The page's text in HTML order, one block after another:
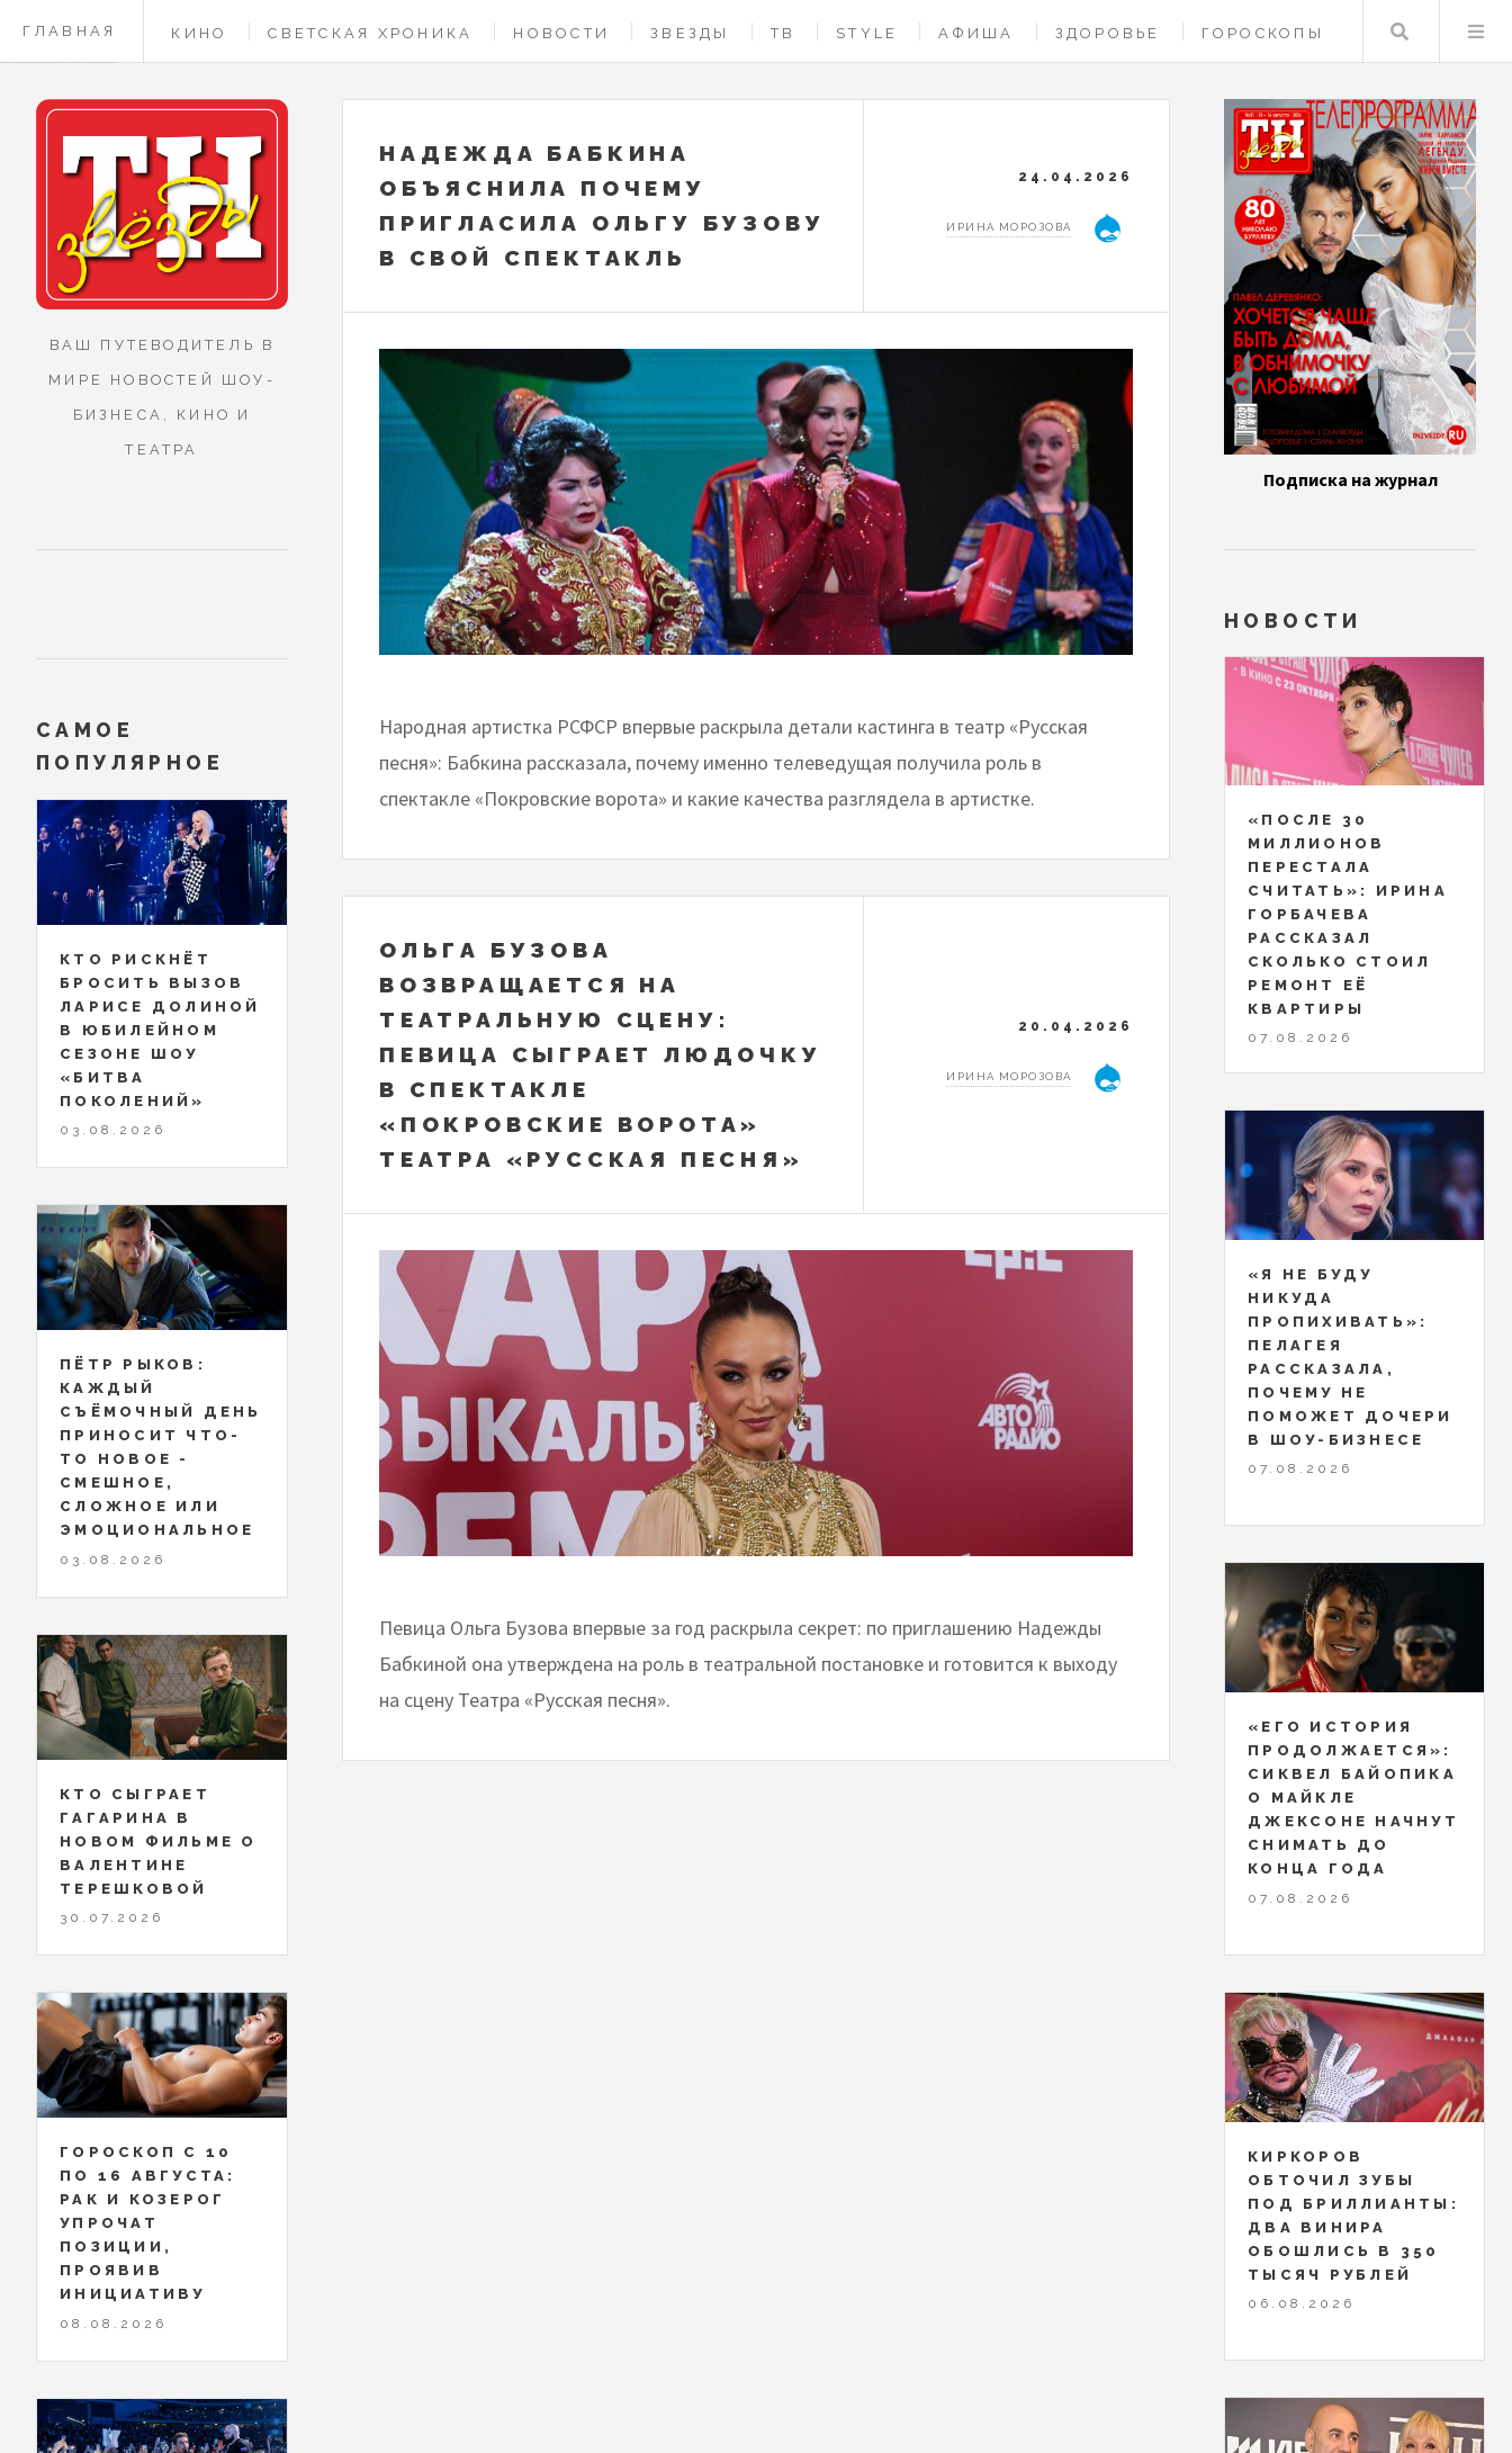
ГЛАВНАЯ КИНО СВЕТСКАЯ ХРОНИКА НОВОСТИ ЗВЕЗДЫ ТВ STYLE АФИША ЗДОРОВЬЕ ГОРОСКОПЫ
КОНТАКТЫ
Поиск
НАДЕЖДА БАБКИНА
ОБЪЯСНИЛА ПОЧЕМУ
ПРИГЛАСИЛА ОЛЬГУ БУЗОВУ
В СВОЙ СПЕКТАКЛЬ
24.04.2026
ИРИНА МОРОЗОВА
Народная артистка РСФСР впервые раскрыла детали кастинга в театр «Русская
песня»: Бабкина рассказала, почему именно телеведущая получила роль в
спектакле «Покровские ворота» и какие качества разглядела в артистке.
ОЛЬГА БУЗОВА
ВОЗВРАЩАЕТСЯ НА
ТЕАТРАЛЬНУЮ СЦЕНУ:
ПЕВИЦА СЫГРАЕТ ЛЮДОЧКУ
В СПЕКТАКЛЕ
«ПОКРОВСКИЕ ВОРОТА»
ТЕАТРА «РУССКАЯ ПЕСНЯ»
20.04.2026
ИРИНА МОРОЗОВА
Певица Ольга Бузова впервые за год раскрыла секрет: по приглашению Надежды
Бабкиной она утверждена на роль в театральной постановке и готовится к выходу
на сцену Театра «Русская песня».
ВАШ ПУТЕВОДИТЕЛЬ В
МИРЕ НОВОСТЕЙ ШОУ-
БИЗНЕСА, КИНО И
ТЕАТРА
САМОЕ
ПОПУЛЯРНОЕ
КТО РИСКНЁТ
БРОСИТЬ ВЫЗОВ
ЛАРИСЕ ДОЛИНОЙ
В ЮБИЛЕЙНОМ
СЕЗОНЕ ШОУ
«БИТВА
ПОКОЛЕНИЙ»
03.08.2026
ПЁТР РЫКОВ:
КАЖДЫЙ
СЪЁМОЧНЫЙ ДЕНЬ
ПРИНОСИТ ЧТО-
ТО НОВОЕ -
СМЕШНОЕ,
СЛОЖНОЕ ИЛИ
ЭМОЦИОНАЛЬНОЕ
03.08.2026
КТО СЫГРАЕТ
ГАГАРИНА В
НОВОМ ФИЛЬМЕ О
ВАЛЕНТИНЕ
ТЕРЕШКОВОЙ
30.07.2026
ГОРОСКОП С 10
ПО 16 АВГУСТА:
РАК И КОЗЕРОГ
УПРОЧАТ
ПОЗИЦИИ,
ПРОЯВИВ
ИНИЦИАТИВУ
08.08.2026
Подписка на журнал
НОВОСТИ
«ПОСЛЕ 30
МИЛЛИОНОВ
ПЕРЕСТАЛА
СЧИТАТЬ»: ИРИНА
ГОРБАЧЕВА
РАССКАЗАЛ
СКОЛЬКО СТОИЛ
РЕМОНТ ЕЁ
КВАРТИРЫ
07.08.2026
«Я НЕ БУДУ
НИКУДА
ПРОПИХИВАТЬ»:
ПЕЛАГЕЯ
РАССКАЗАЛА,
ПОЧЕМУ НЕ
ПОМОЖЕТ ДОЧЕРИ
В ШОУ-БИЗНЕСЕ
07.08.2026
«ЕГО ИСТОРИЯ
ПРОДОЛЖАЕТСЯ»:
СИКВЕЛ БАЙОПИКА
О МАЙКЛЕ
ДЖЕКСОНЕ НАЧНУТ
СНИМАТЬ ДО
КОНЦА ГОДА
07.08.2026
КИРКОРОВ
ОБТОЧИЛ ЗУБЫ
ПОД БРИЛЛИАНТЫ:
ДВА ВИНИРА
ОБОШЛИСЬ В 350
ТЫСЯЧ РУБЛЕЙ
06.08.2026